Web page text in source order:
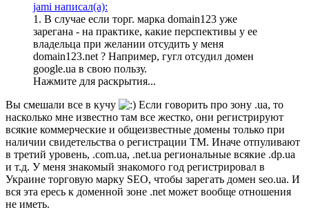
jami написал(а):
1. В случае если торг. марка domain123 уже
зарегана - на практике, какие перспективы у ее
владельца при желании отсудить у меня
domain123.net ? Например, гугл отсудил домен
google.ua в свою пользу.
Нажмите для раскрытия...
Вы смешали все в кучу
Если говорить про зону .ua, то
насколько мне известно там все жестко, они регистрируют
всякие коммерческие и общеизвестные домены только при
наличии свидетельства о регистрации ТМ. Иначе отпуливают
в третий уровень, .com.ua, .net.ua региональные всякие .dp.ua
и т.д. У меня знакомый знакомого год регистрировал в
Украине торговую марку SEO, чтобы зарегать домен seo.ua. И
вся эта ересь к доменной зоне .net может вообще отношения
не иметь.